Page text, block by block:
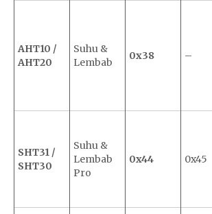
AHT10 /
AHT20
Suhu &
Lembab
0x38 –
SHT31 /
SHT30
Suhu &
Lembab
Pro
0x44 0x45